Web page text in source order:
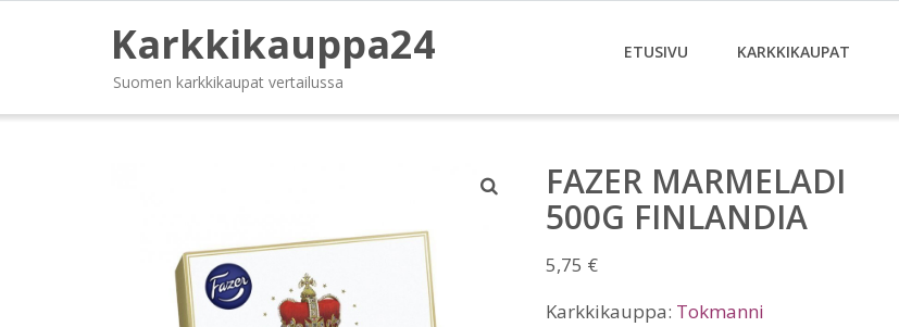
Karkkikauppa24
Suomen karkkikaupat vertailussa
ETUSIVU KARKKIKAUPAT
FAZER MARMELADI
500G FINLANDIA
5,75 €
Karkkikauppa: Tokmanni